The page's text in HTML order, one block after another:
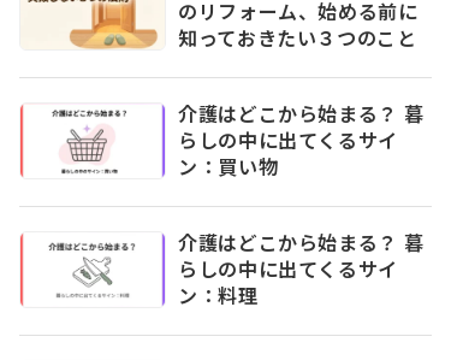
のリフォーム、始める前に
知っておきたい３つのこと
介護はどこから始まる？ 暮
らしの中に出てくるサイ
ン：買い物
介護はどこから始まる？ 暮
らしの中に出てくるサイ
ン：料理